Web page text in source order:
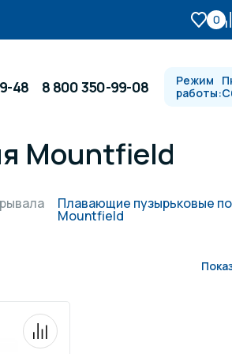
0
Водопады,
48 8 800 350-99-08
Режим
работы:
Mountfield
Плавающие пузырьковые
Mountfield